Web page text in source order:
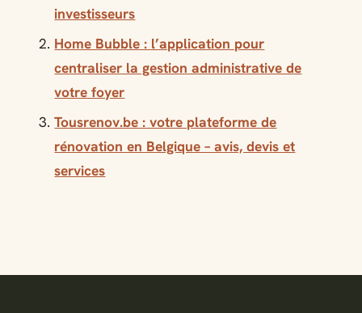
investisseurs
Home Bubble : l’application pour
centraliser la gestion administrative de
votre foyer
Tousrenov.be : votre plateforme de
rénovation en Belgique – avis, devis et
services